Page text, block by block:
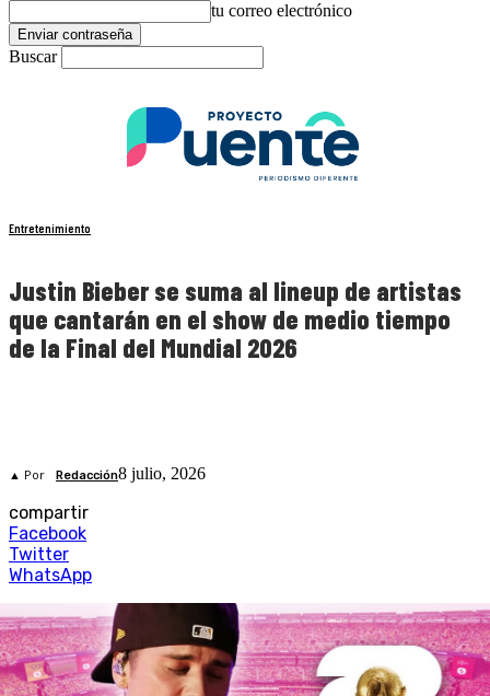
tu correo electrónico
Buscar
Entretenimiento
Justin Bieber se suma al lineup de artistas
que cantarán en el show de medio tiempo
de la Final del Mundial 2026
▲ Por Redacción8 julio, 2026
compartir
Facebook
Twitter
WhatsApp